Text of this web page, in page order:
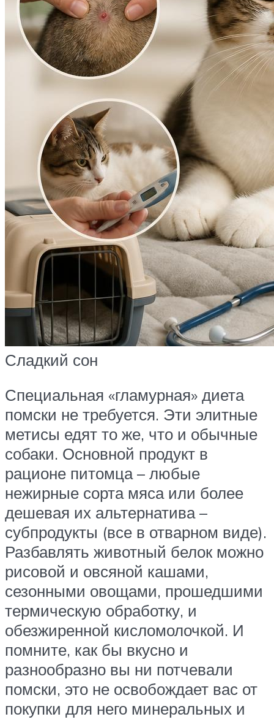
Сладкий сон
Специальная «гламурная» диета
помски не требуется. Эти элитные
метисы едят то же, что и обычные
собаки. Основной продукт в
рационе питомца – любые
нежирные сорта мяса или более
дешевая их альтернатива –
субпродукты (все в отварном виде).
Разбавлять животный белок можно
рисовой и овсяной кашами,
сезонными овощами, прошедшими
термическую обработку, и
обезжиренной кисломолочкой. И
помните, как бы вкусно и
разнообразно вы ни потчевали
помски, это не освобождает вас от
покупки для него минеральных и